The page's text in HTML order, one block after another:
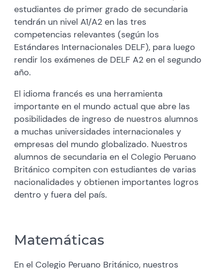
estudiantes de primer grado de secundaria
tendrán un nivel A1/A2 en las tres
competencias relevantes (según los
Estándares Internacionales DELF), para luego
rendir los exámenes de DELF A2 en el segundo
año.
El idioma francés es una herramienta
importante en el mundo actual que abre las
posibilidades de ingreso de nuestros alumnos
a muchas universidades internacionales y
empresas del mundo globalizado. Nuestros
alumnos de secundaria en el Colegio Peruano
Británico compiten con estudiantes de varias
nacionalidades y obtienen importantes logros
dentro y fuera del país.
Matemáticas
En el Colegio Peruano Británico, nuestros